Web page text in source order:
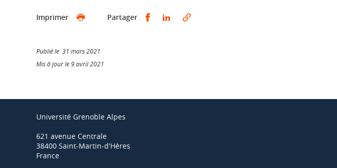
Imprimer Partager Partager sur Facebook
Partager sur LinkedIn
Publié le 31 mars 2021
Mis à jour le 9 avril 2021
Université Grenoble Alpes
621 avenue Centrale
38400 Saint-Martin-d'Hères
France